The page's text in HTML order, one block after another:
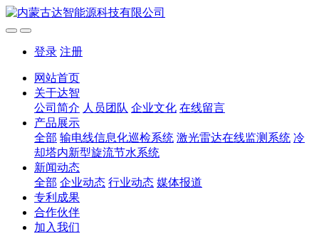
登录 注册
网站首页
关于达智
公司简介 人员团队 企业文化 在线留言
产品展示
全部 输电线信息化巡检系统 激光雷达在线监测系统 冷
却塔内新型旋流节水系统
新闻动态
全部 企业动态 行业动态 媒体报道
专利成果
合作伙伴
加入我们